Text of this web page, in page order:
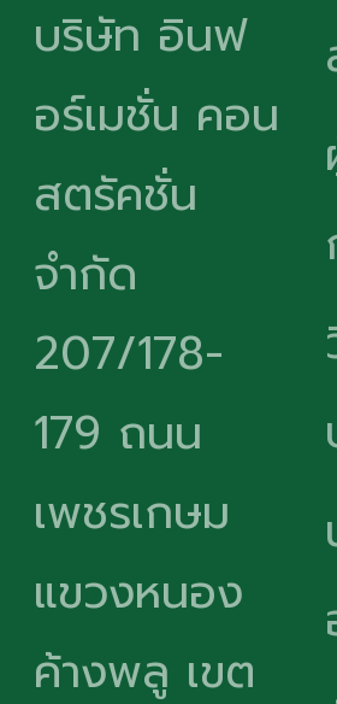
บริษัท อินฟ
อร์เมชั่น คอน
สตรัคชั่น
จำกัด
207/178-
179 ถนน
เพชรเกษม
แขวงหนอง
ค้างพลู เขต